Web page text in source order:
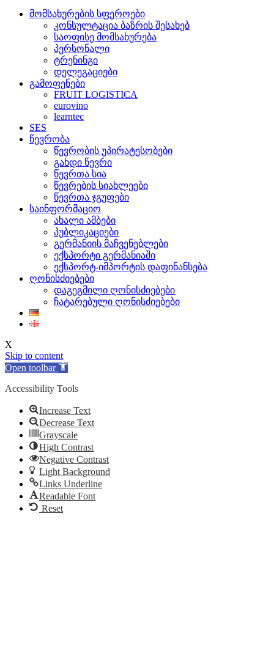
მომსახურების სფეროები
კონსულტაცია ბაზრის შესახებ
საოფისე მომსახურება
პერსონალი
ტრენინგი
დელეგაციები
გამოფენები
FRUIT LOGISTICA
eurovino
learntec
SES
წევრობა
წევრობის უპირატესობები
გახდი წევრი
წევრთა სია
წევრების სიახლეები
წევრთა ჯგუფები
საინფორმაციო
ახალი ამბები
პუბლიკაციები
გერმანიის მაჩვენებლები
ექსპორტი გერმანიაში
ექსპორტ-იმპორტის დაფინანსება
ღონისძიებები
დაგეგმილი ღონისძიებები
ჩატარებული ღონისძიებები
X
Skip to content
Open toolbar
Accessibility Tools
Increase Text
Decrease Text
Grayscale
High Contrast
Negative Contrast
Light Background
Links Underline
Readable Font
Reset